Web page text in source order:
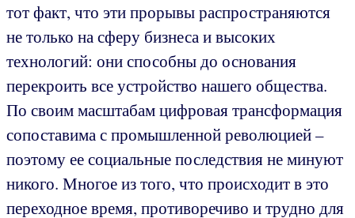
тот факт, что эти прорывы распространяются
не только на сферу бизнеса и высоких
технологий: они способны до основания
перекроить все устройство нашего общества.
По своим масштабам цифровая трансформация
сопоставима с промышленной революцией –
поэтому ее социальные последствия не минуют
никого. Многое из того, что происходит в это
переходное время, противоречиво и трудно для